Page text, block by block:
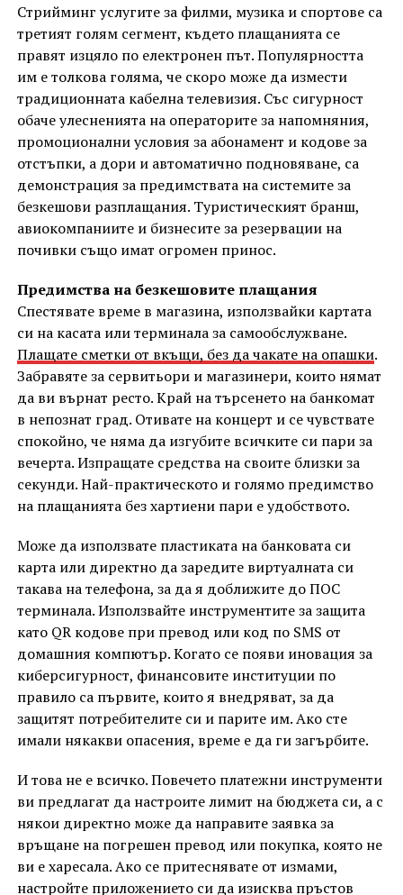
Стрийминг услугите за филми, музика и спортове са
третият голям сегмент, където плащанията се
правят изцяло по електронен път. Популярността
им е толкова голяма, че скоро може да измести
традиционната кабелна телевизия. Със сигурност
обаче улесненията на операторите за напомняния,
промоционални условия за абонамент и кодове за
отстъпки, а дори и автоматично подновяване, са
демонстрация за предимствата на системите за
безкешови разплащания. Туристическият бранш,
авиокомпаниите и бизнесите за резервации на
почивки също имат огромен принос.
Предимства на безкешовите плащания
Спестявате време в магазина, използвайки картата
си на касата или терминала за самообслужване.
Плащате сметки от вкъщи, без да чакате на опашки.
Забравяте за сервитьори и магазинери, които нямат
да ви върнат ресто. Край на търсенето на банкомат
в непознат град. Отивате на концерт и се чувствате
спокойно, че няма да изгубите всичките си пари за
вечерта. Изпращате средства на своите близки за
секунди. Най-практическото и голямо предимство
на плащанията без хартиени пари е удобството.
Може да използвате пластиката на банковата си
карта или директно да заредите виртуалната си
такава на телефона, за да я доближите до ПОС
терминала. Използвайте инструментите за защита
като QR кодове при превод или код по SMS от
домашния компютър. Когато се появи иновация за
киберсигурност, финансовите институции по
правило са първите, които я внедряват, за да
защитят потребителите си и парите им. Ако сте
имали някакви опасения, време е да ги загърбите.
И това не е всичко. Повечето платежни инструменти
ви предлагат да настроите лимит на бюджета си, а с
някои директно може да направите заявка за
връщане на погрешен превод или покупка, която не
ви е харесала. Ако се притеснявате от измами,
настройте приложението си да изисква пръстов